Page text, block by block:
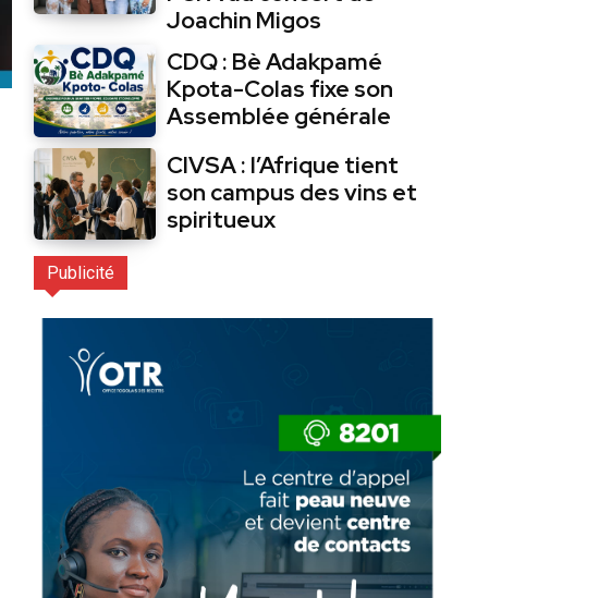
Joachin Migos
CDQ : Bè Adakpamé
Kpota-Colas fixe son
Assemblée générale
CIVSA : l’Afrique tient
son campus des vins et
spiritueux
Publicité